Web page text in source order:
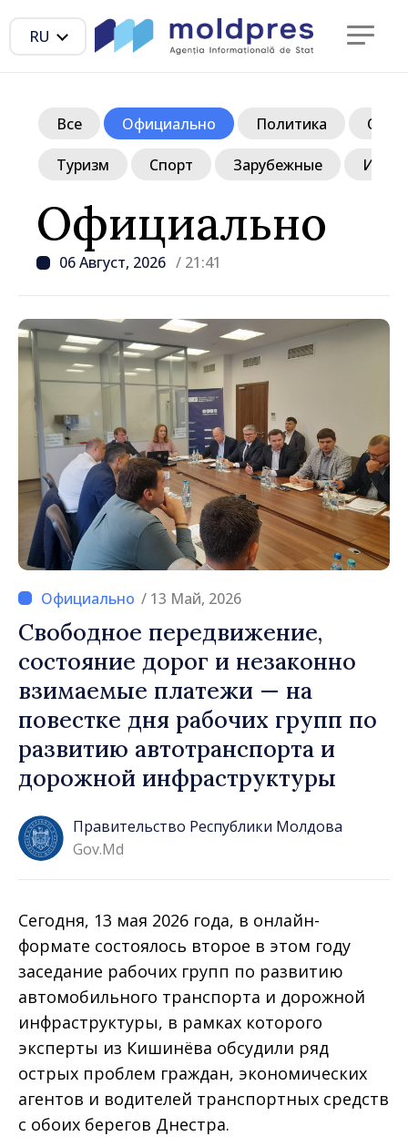
RU
Официально
06 Август, 2026 / 21:41
Все Официально Политика
Туризм Спорт Зарубежные
/ 13 Май, 2026
Свободное передвижение,
состояние дорог и незаконно
взимаемые платежи — на
повестке дня рабочих групп по
развитию автотранспорта и
дорожной инфраструктуры
Правительство Республики Молдова
Gov.md
Сегодня, 13 мая 2026 года, в онлайн-
формате состоялось второе в этом году
заседание рабочих групп по развитию
автомобильного транспорта и дорожной
инфраструктуры, в рамках которого
эксперты из Кишинёва обсудили ряд
острых проблем граждан, экономических
агентов и водителей транспортных средств
с обоих берегов Днестра.